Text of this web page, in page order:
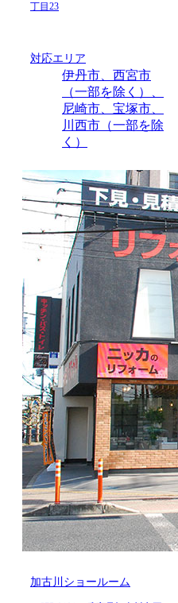
丁目23
対応エリア
伊丹市、西宮市
（一部を除く）、
尼崎市、宝塚市、
川西市（一部を除
く）
加古川ショールーム